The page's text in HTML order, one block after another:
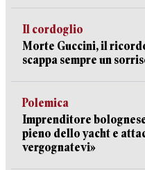
Il cordoglio
Morte Guccini, il
scappa sempre un
Polemica
Imprenditore
pieno dello yacht e
vergognatevi»